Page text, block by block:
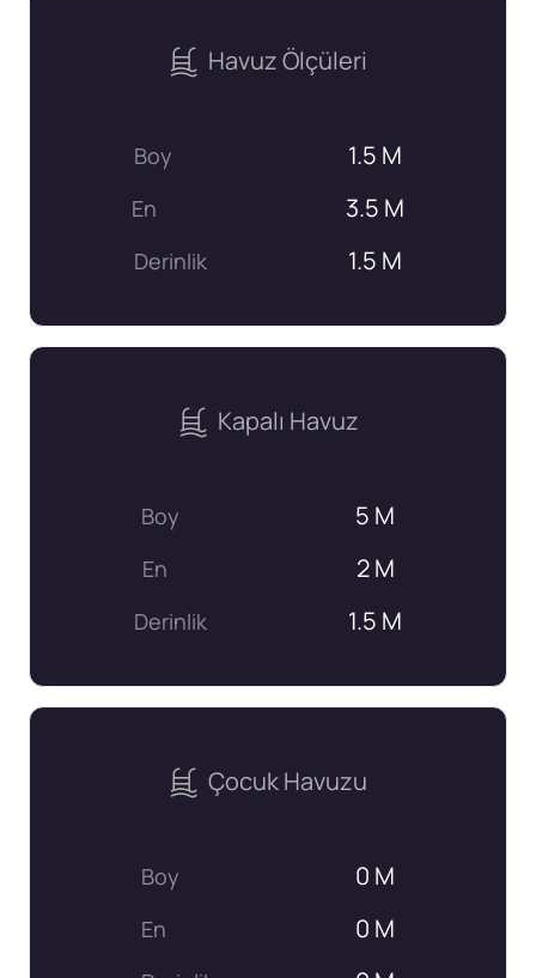
Havuz Ölçüleri
Boy 1.5 M
En 3.5 M
Derinlik 1.5 M
Kapalı Havuz
Boy 5 M
En 2 M
Derinlik 1.5 M
Çocuk Havuzu
Boy 0 M
En 0 M